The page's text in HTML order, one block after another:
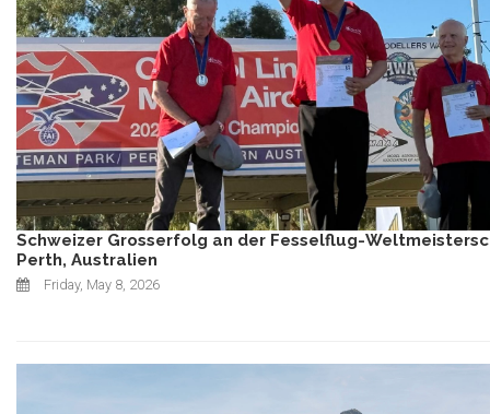
Schweizer Grosserfolg an der Fesselflug-
Perth, Australien
Friday, May 8, 2026